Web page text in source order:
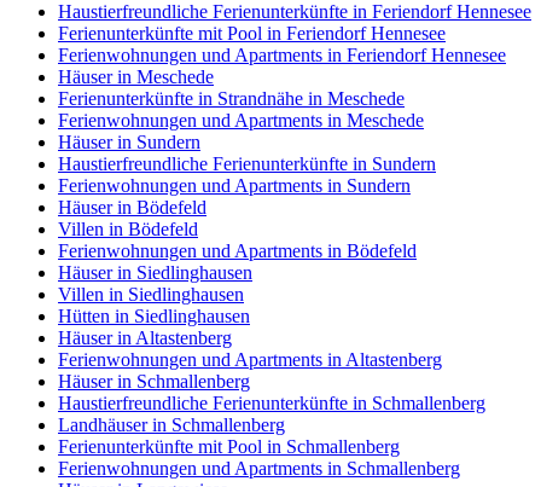
Haustierfreundliche Ferienunterkünfte in Feriendorf Hennesee
Ferienunterkünfte mit Pool in Feriendorf Hennesee
Ferienwohnungen und Apartments in Feriendorf Hennesee
Häuser in Meschede
Ferienunterkünfte in Strandnähe in Meschede
Ferienwohnungen und Apartments in Meschede
Häuser in Sundern
Haustierfreundliche Ferienunterkünfte in Sundern
Ferienwohnungen und Apartments in Sundern
Häuser in Bödefeld
Villen in Bödefeld
Ferienwohnungen und Apartments in Bödefeld
Häuser in Siedlinghausen
Villen in Siedlinghausen
Hütten in Siedlinghausen
Häuser in Altastenberg
Ferienwohnungen und Apartments in Altastenberg
Häuser in Schmallenberg
Haustierfreundliche Ferienunterkünfte in Schmallenberg
Landhäuser in Schmallenberg
Ferienunterkünfte mit Pool in Schmallenberg
Ferienwohnungen und Apartments in Schmallenberg